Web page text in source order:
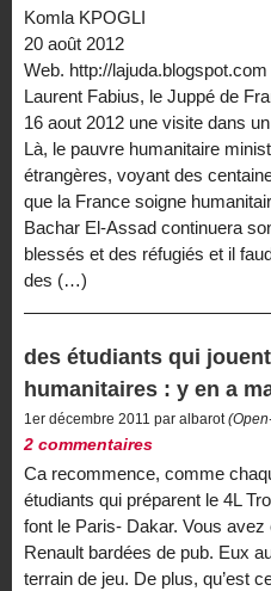
Komla KPOGLI
20 août 2012
Web. http://lajuda.blogspot.com
Laurent Fabius, le Juppé de
16 aout 2012 une visite dans
Là, le pauvre humanitaire
étrangères, voyant des
que la France soigne
Bachar El-Assad continuera
blessés et des réfugiés et il
des (…)
des étudiants qui
humanitaires : y en a
1er décembre 2011 par albarot
2 commentaires
Ca recommence, comme
étudiants qui préparent le 4L
font le Paris- Dakar. Vous
Renault bardées de pub. Eux
terrain de jeu. De plus, qu’est